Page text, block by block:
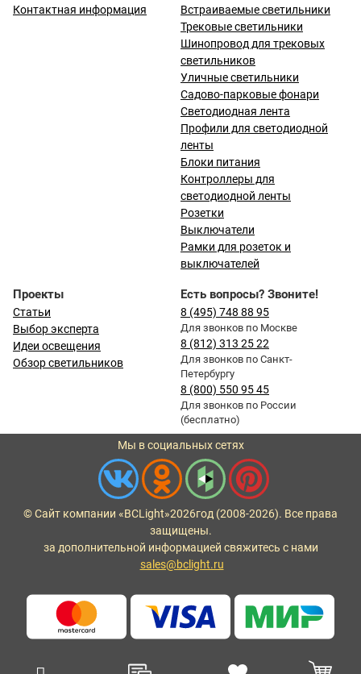
Контактная информация
Встраиваемые светильники
Трековые светильники
Шинопровод для трековых
светильников
Уличные светильники
Садово-парковые фонари
Светодиодная лента
Профили для светодиодной
ленты
Блоки питания
Контроллеры для
светодиодной ленты
Розетки
Выключатели
Рамки для розеток и
выключателей
Проекты
Статьи
Выбор эксперта
Идеи освещения
Обзор светильников
Есть вопросы? Звоните!
8 (495) 748 88 95
Для звонков по Москве
8 (812) 313 25 22
Для звонков по Санкт-
Петербургу
8 (800) 550 95 45
Для звонков по России
(бесплатно)
Мы в социальных сетях
© Сайт компании «BCLight»2026год (2008-2026). Все права
защищены.
за дополнительной информацией свяжитесь с нами
sales@bclight.ru